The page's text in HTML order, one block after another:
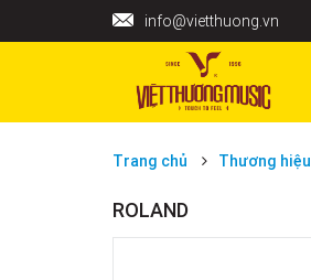
info@vietthuong.vn
Trang chủ Thương hiệu
ROLAND